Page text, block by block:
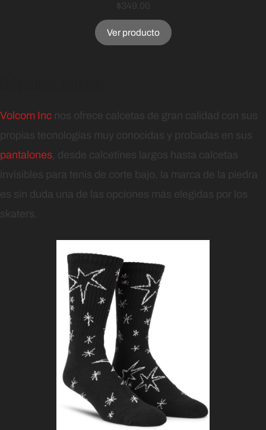
$349.00
Ver producto
Volcom Inc nos ofrece calcetas de gran calidad con sus
propias tecnologías muy conocidas y probadas en sus
pantalones , desde calcetines largos hasta calcetas
invisibles para tenis de corte bajo, la marca de la piedra
es sin duda una de las opciones más elegidas por los
skaters.